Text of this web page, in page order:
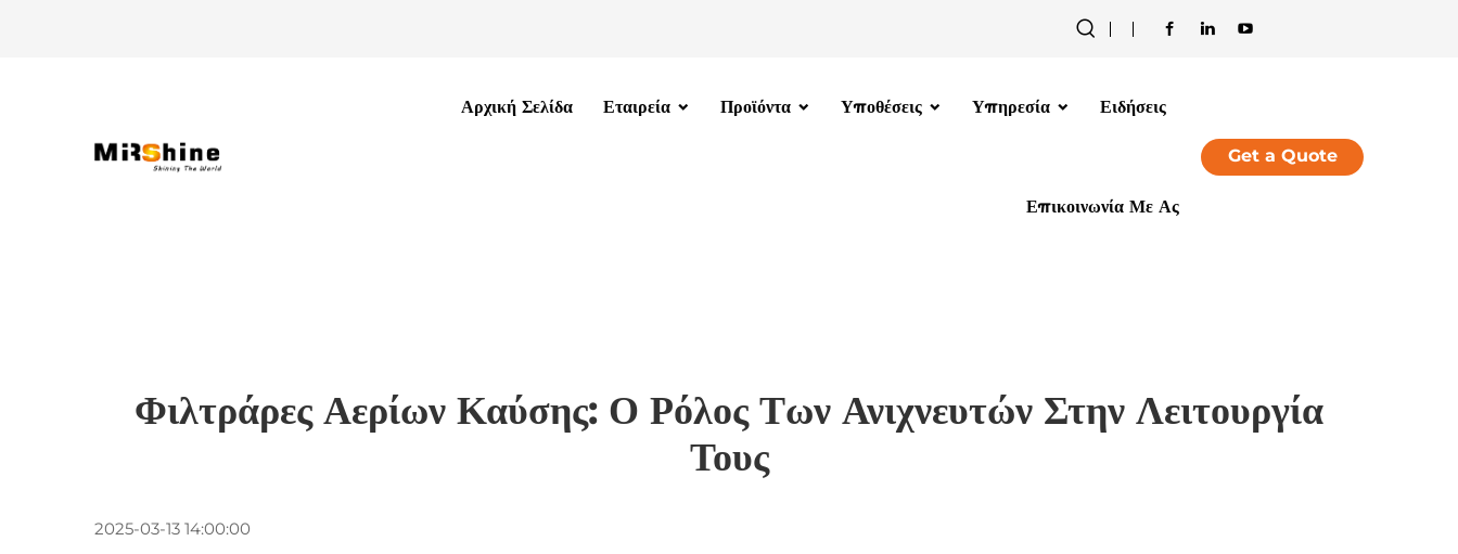
Αρχική Σελίδα Εταιρεία Προϊόντα Υποθέσεις Υπηρεσία Ειδήσεις
Επικοινωνία Με Ας
Get a Quote
Φιλτράρες Αερίων Καύσης: Ο Ρόλος Των Ανιχνευτών Στην Λειτουργία
Τους
2025-03-13 14:00:00